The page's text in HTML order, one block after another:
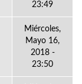
23:49
Miércoles,
Mayo 16,
2018 -
23:50